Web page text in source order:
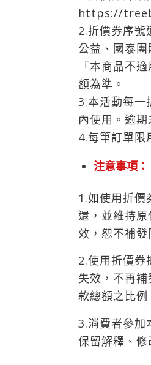
https://
2.折價券序號
公益、國泰
「本商品不
額為準。
3.本活動每一
內使用。逾
4.每筆訂單限
注意事項：
1.如使用折價
還，並維持
效，恕不補發
2.使用折價券
失效，不再
款總額之比
3.消費者參加
保留解釋、